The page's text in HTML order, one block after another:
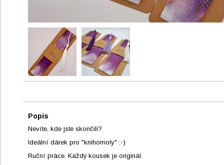
Popis
Nevíte, kde jste skončili?
Ideální dárek pro "knihomoly" :-)
Ruční práce. Každý kousek je originál.